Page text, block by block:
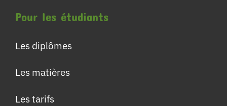
Pour les étudiants
Les diplômes
Les matières
Les tarifs